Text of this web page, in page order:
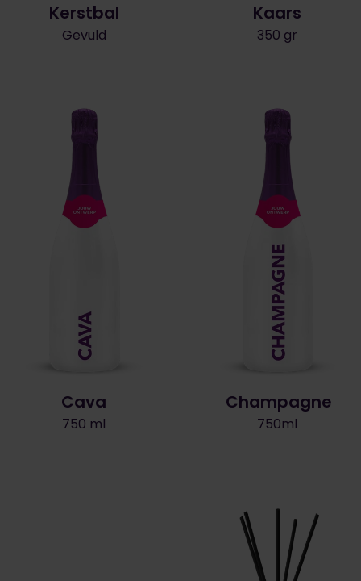
Kerstbal
Gevuld
Kaars
350 gr
Cava
750 ml
Champagne
750ml